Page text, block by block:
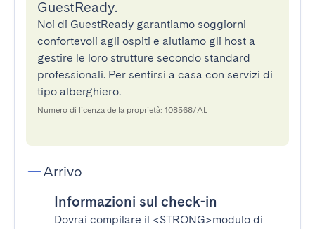
GuestReady.
Noi di GuestReady garantiamo soggiorni
confortevoli agli ospiti e aiutiamo gli host a
gestire le loro strutture secondo standard
professionali. Per sentirsi a casa con servizi di
tipo alberghiero.
Numero di licenza della proprietà: 108568/AL
Arrivo
Informazioni sul check-in
Dovrai compilare il <STRONG>modulo di